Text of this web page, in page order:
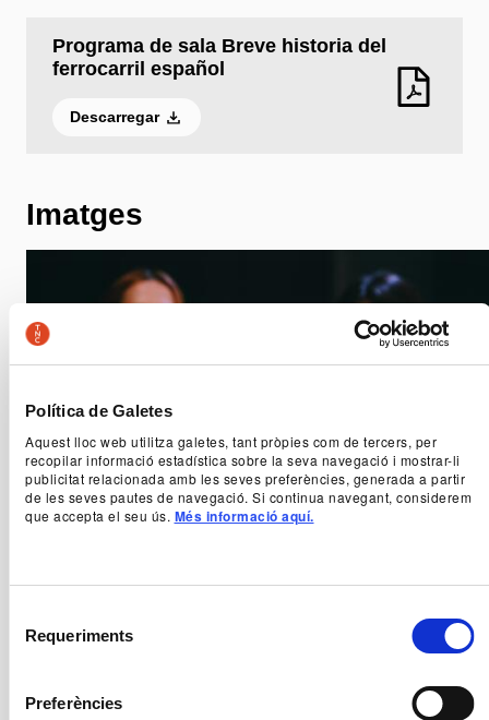
Política de Galetes
Aquest lloc web utilitza galetes, tant pròpies com de tercers, per
recopilar informació estadística sobre la seva navegació i mostrar-li
publicitat relacionada amb les seves preferències, generada a partir
de les seves pautes de navegació. Si continua navegant, considerem
que accepta el seu ús. Més informació aquí.
Requeriments
Preferències
Programa de sala Breve historia del
ferrocarril español
Descarregar
Imatges